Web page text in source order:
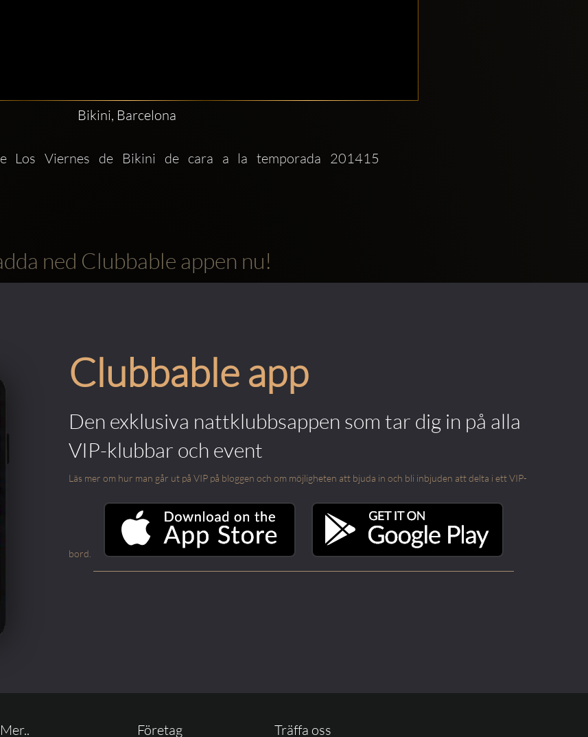
Bikini, Barcelona
Los Viernes de Bikini de cara a la temporada 201415
ned Clubbable appen nu!
Clubbable app
Den exklusiva nattklubbsappen som tar dig in på alla
VIP-klubbar och event
Läs mer om hur man går ut på VIP på bloggen och om möjligheten att bjuda in och bli inbjuden att delta i ett VIP-
bord.
Mer.. Företag Träffa oss